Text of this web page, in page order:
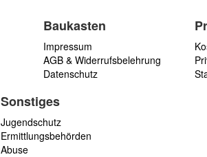
Baukasten
Impressum
AGB & Widerrufsbelehrung
Datenschutz
Sonstiges
Jugendschutz
Ermittlungsbehörden
Abuse